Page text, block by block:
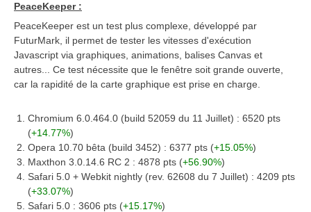
PeaceKeeper :
PeaceKeeper est un test plus complexe, développé par
FuturMark, il permet de tester les vitesses d'exécution
Javascript via graphiques, animations, balises Canvas et
autres... Ce test nécessite que le fenêtre soit grande ouverte,
car la rapidité de la carte graphique est prise en charge.
Chromium 6.0.464.0 (build 52059 du 11 Juillet) : 6520 pts
(+14.77%)
Opera 10.70 bêta (build 3452) : 6377 pts (+15.05%)
Maxthon 3.0.14.6 RC 2 : 4878 pts (+56.90%)
Safari 5.0 + Webkit nightly (rev. 62608 du 7 Juillet) : 4209 pts
(+33.07%)
Safari 5.0 : 3606 pts (+15.17%)